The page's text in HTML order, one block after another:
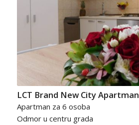
LCT Brand New City Apartman
Apartman za 6 osoba
Odmor u centru grada